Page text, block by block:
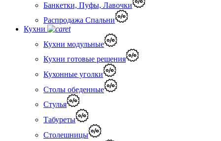
Банкетки, Пуфы, Лавочки
Распродажа Спальни
Кухни
Кухни модульные
Кухни готовые решения
Кухонные уголки
Столы обеденные
Стулья
Табуреты
Столешницы